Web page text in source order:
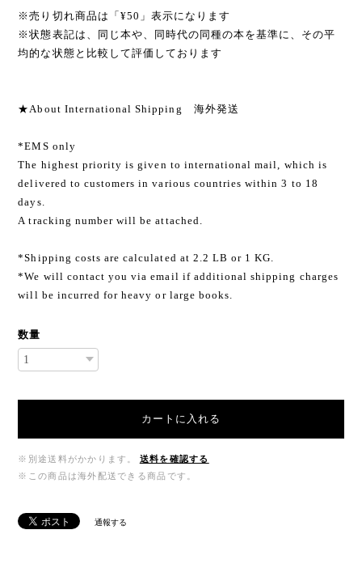
※売り切れ商品は「¥50」表示になります
※状態表記は、同じ本や、同時代の同種の本を基準に、その平
均的な状態と比較して評価しております
★About International Shipping 海外発送
*EMS only
The highest priority is given to international mail, which is
delivered to customers in various countries within 3 to 18
days.
A tracking number will be attached.
*Shipping costs are calculated at 2.2 LB or 1 KG.
*We will contact you via email if additional shipping charges
will be incurred for heavy or large books.
数量
カートに入れる
※別途送料がかかります。
送料を確認する
※この商品は海外配送できる商品です。
通報する